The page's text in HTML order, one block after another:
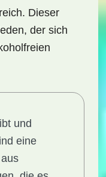
Dieser
der sich
und
eine